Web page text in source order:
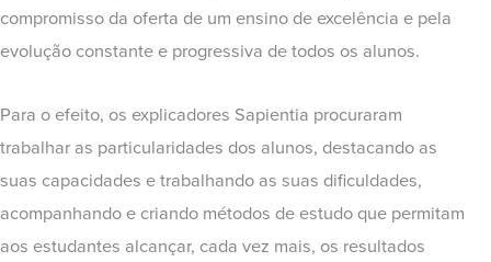
compromisso da oferta de um ensino de excelência e pela
evolução constante e progressiva de todos os alunos.
Para o efeito, os explicadores Sapientia procuraram
trabalhar as particularidades dos alunos, destacando as
suas capacidades e trabalhando as suas dificuldades,
acompanhando e criando métodos de estudo que permitam
aos estudantes alcançar, cada vez mais, os resultados